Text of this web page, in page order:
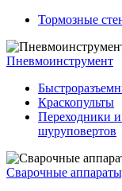
Тормозные
Пневмоинструмент
Краскопульты
Переходники и
шуруповертов
Сварочные